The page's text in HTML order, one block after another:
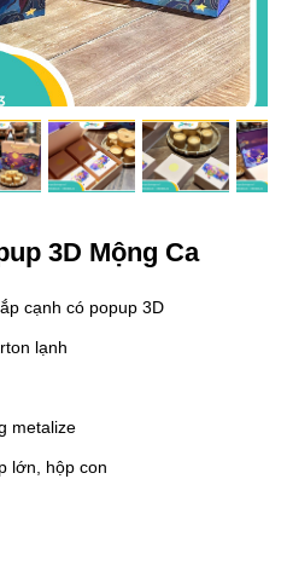
3D Mộng Ca
cạnh có popup 3D
lạnh
metalize
lớn, hộp con